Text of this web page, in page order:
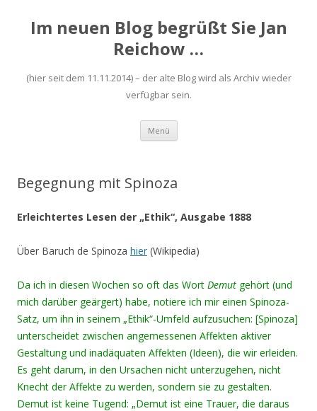
Im neuen Blog begrüßt Sie Jan
Reichow …
(hier seit dem 11.11.2014) – der alte Blog wird als Archiv wieder
verfügbar sein.
Menü Zum
springen
Begegnung mit Spinoza
Erleichtertes Lesen der „Ethik“, Ausgabe 1888
Über Baruch de Spinoza hier (Wikipedia)
Da ich in diesen Wochen so oft das Wort Demut gehört (und
mich darüber geärgert) habe, notiere ich mir einen Spinoza-
Satz, um ihn in seinem „Ethik“-Umfeld aufzusuchen: [Spinoza]
unterscheidet zwischen angemessenen Affekten aktiver
Gestaltung und inadäquaten Affekten (Ideen), die wir erleiden.
Es geht darum, in den Ursachen nicht unterzugehen, nicht
Knecht der Affekte zu werden, sondern sie zu gestalten.
Demut ist keine Tugend: „Demut ist eine Trauer, die daraus